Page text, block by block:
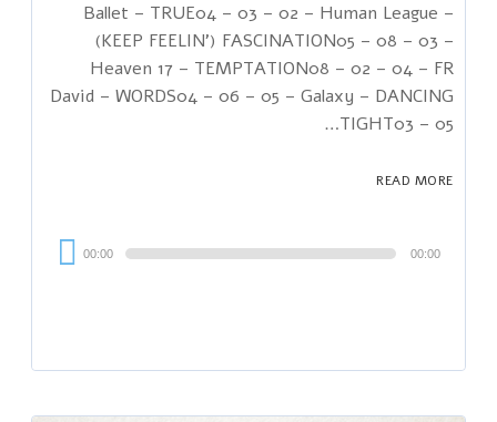
Ballet – TRUE04 – 03 – 02 – Human League –
(KEEP FEELIN') FASCINATION05 – 08 – 03 –
Heaven 17 – TEMPTATION08 – 02 – 04 – FR
David – WORDS04 – 06 – 05 – Galaxy – DANCING
TIGHT03 – 05…
READ MORE
00:00 00:00